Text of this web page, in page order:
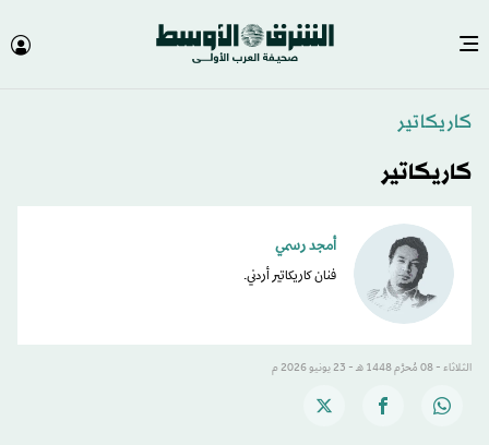
كاريكاتير
كاريكاتير
أمجد رسمي
فنان كاريكاتير أردني.
الثلاثاء - 08 مُحرَّم 1448 هـ - 23 يونيو 2026 م